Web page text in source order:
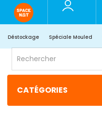
Déstockage Spéciale Mouled
CATÉGORIES